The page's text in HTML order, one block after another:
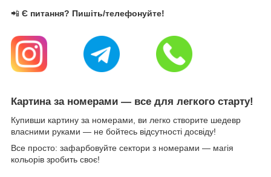
📲 Є питання? Пишіть/телефонуйте!
Картина за номерами — все для легкого старту!
Купивши картину за номерами, ви легко створите шедевр
власними руками — не бойтесь відсутності досвіду!
Все просто: зафарбовуйте сектори з номерами — магія
кольорів зробить своє!